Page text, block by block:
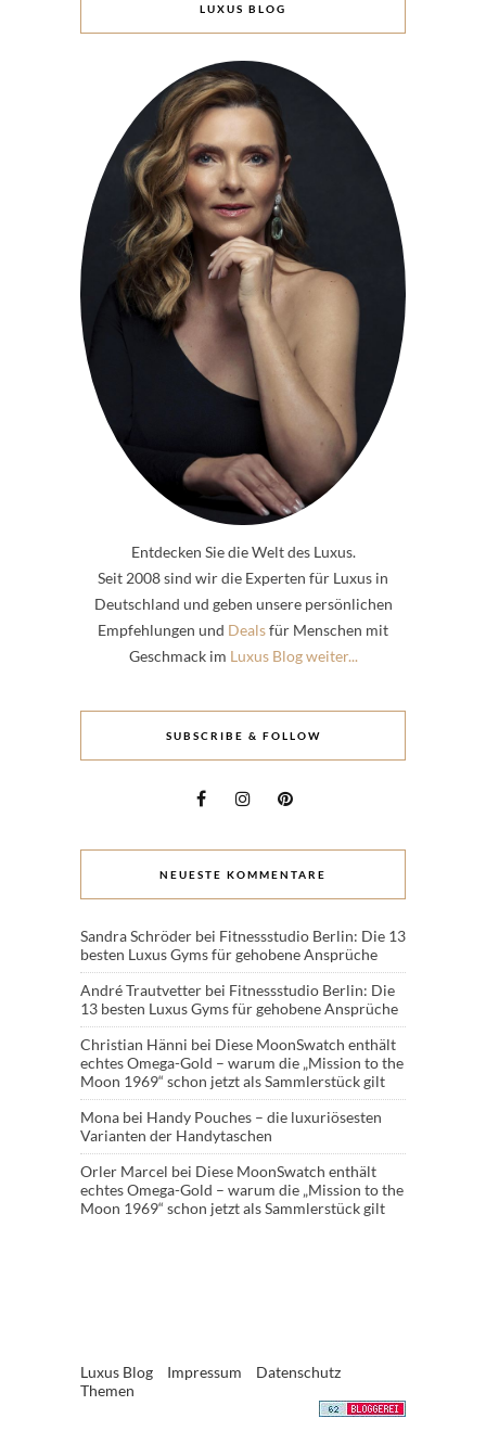
LUXUS BLOG
Entdecken Sie die Welt des Luxus.
Seit 2008 sind wir die Experten für Luxus in
Deutschland und geben unsere persönlichen
Empfehlungen und Dealsfür Menschen mit
Geschmack im Luxus Blog weiter...
SUBSCRIBE & FOLLOW
NEUESTE KOMMENTARE
Sandra Schröder bei Fitnessstudio Berlin: Die 13
besten Luxus Gyms für gehobene Ansprüche
André Trautvetter bei Fitnessstudio Berlin: Die
13 besten Luxus Gyms für gehobene Ansprüche
Christian Hänni bei Diese MoonSwatch enthält
echtes Omega-Gold – warum die „Mission to the
Moon 1969“ schon jetzt als Sammlerstück gilt
Mona bei Handy Pouches – die luxuriösesten
Varianten der Handytaschen
Orler Marcel bei Diese MoonSwatch enthält
echtes Omega-Gold – warum die „Mission to the
Moon 1969“ schon jetzt als Sammlerstück gilt
Luxus Blog Impressum
Datenschutz
Themen